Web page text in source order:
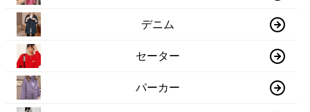
デニム
セーター
パーカー